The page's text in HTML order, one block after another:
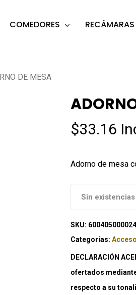
COMEDORES RECÁMARAS
DE MESA
$33.16
Adorno de mesa
Sin existencias
SKU:
Categorías:
DECLARACIÓN
ofertados
respecto a su